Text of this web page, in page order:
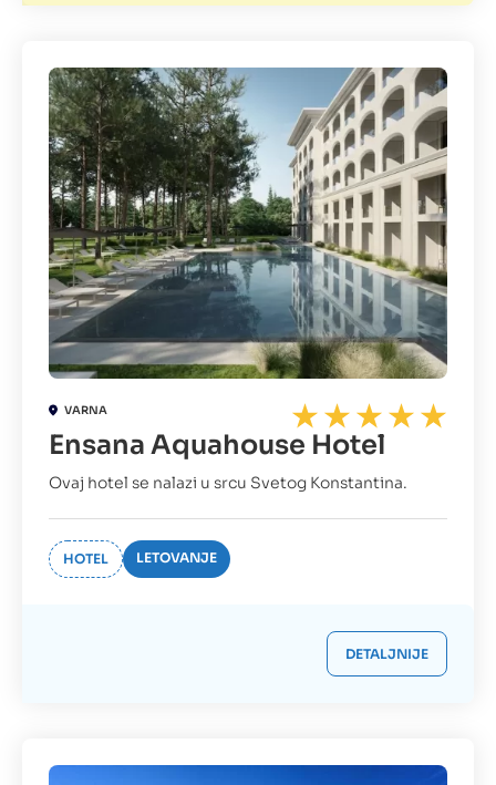
VARNA
Ensana Aquahouse Hotel
Ovaj hotel se nalazi u srcu Svetog Konstantina.
HOTEL LETOVANJE
DETALJNIJE